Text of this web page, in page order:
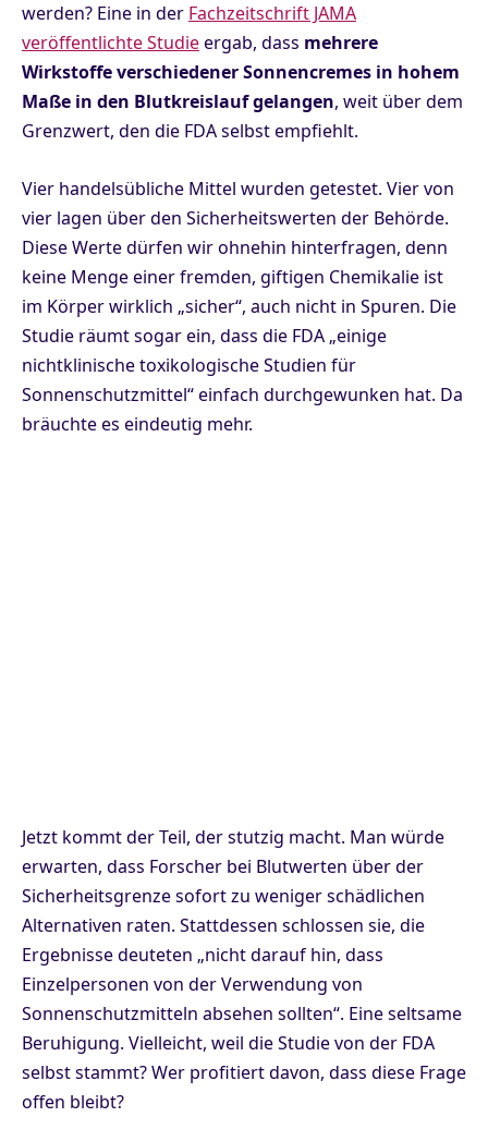
werden? Eine in der Fachzeitschrift JAMA
veröffentlichte Studieergab, dass mehrere
Wirkstoffe verschiedener Sonnencremes in hohem
Maße in den Blutkreislauf gelangen, weit über dem
Grenzwert, den die FDA selbst empfiehlt.
Vier handelsübliche Mittel wurden getestet. Vier von
vier lagen über den Sicherheitswerten der Behörde.
Diese Werte dürfen wir ohnehin hinterfragen, denn
keine Menge einer fremden, giftigen Chemikalie ist
im Körper wirklich „sicher“, auch nicht in Spuren. Die
Studie räumt sogar ein, dass die FDA „einige
nichtklinische toxikologische Studien für
Sonnenschutzmittel“ einfach durchgewunken hat. Da
bräuchte es eindeutig mehr.
Jetzt kommt der Teil, der stutzig macht. Man würde
erwarten, dass Forscher bei Blutwerten über der
Sicherheitsgrenze sofort zu weniger schädlichen
Alternativen raten. Stattdessen schlossen sie, die
Ergebnisse deuteten „nicht darauf hin, dass
Einzelpersonen von der Verwendung von
Sonnenschutzmitteln absehen sollten“. Eine seltsame
Beruhigung. Vielleicht, weil die Studie von der FDA
selbst stammt? Wer profitiert davon, dass diese Frage
offen bleibt?